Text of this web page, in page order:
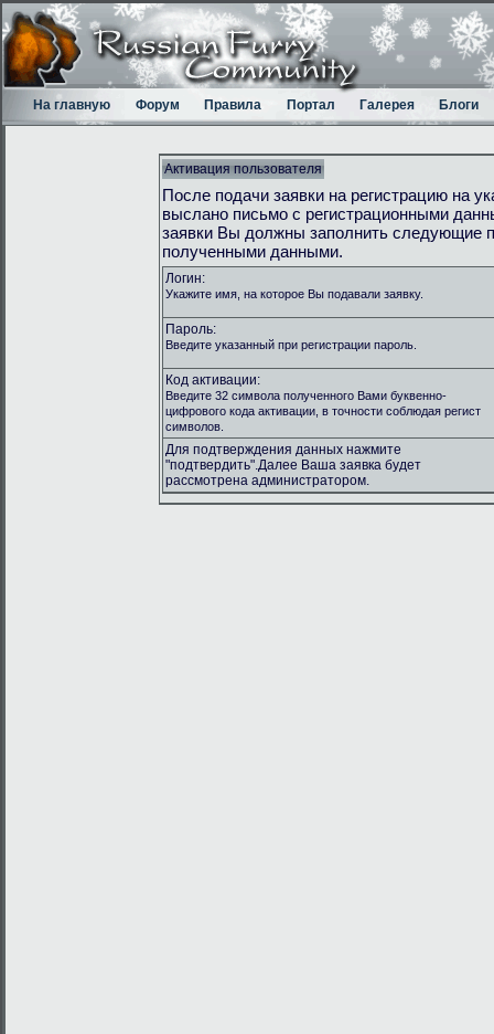
На главную Форум Правила Портал Галерея Блоги
Активация пользователя
После подачи заявки на регистрацию на
выслано письмо с регистрационными
заявки Вы должны заполнить следующие
полученными данными.
Логин:
Укажите имя, на которое Вы подавали заявку.
Пароль:
Введите указанный при регистрации пароль.
Код активации:
Введите 32 символа полученного Вами буквенно-
цифрового кода активации, в точности соблюдая регист
символов.
Для подтверждения данных нажмите
"подтвердить".Далее Ваша заявка будет
рассмотрена администратором.